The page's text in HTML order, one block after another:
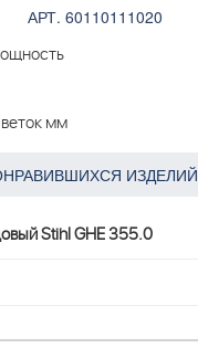
АРТ. 60110111020
мм
ИЗДЕЛИЙ
Stihl GHE 355.0